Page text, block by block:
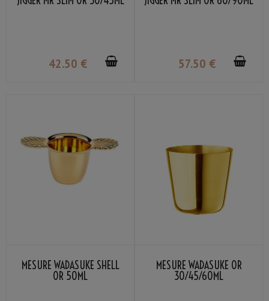
42.50 € 57.50 €
MESURE WADASUKE SHELL
OR 50ML
MESURE WADASUKE OR
30/45/60ML